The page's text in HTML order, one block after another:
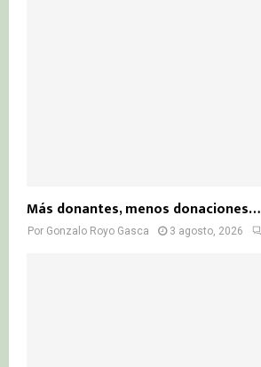
Más donantes, menos donaciones…
Por Gonzalo Royo Gasca 3 agosto, 2026